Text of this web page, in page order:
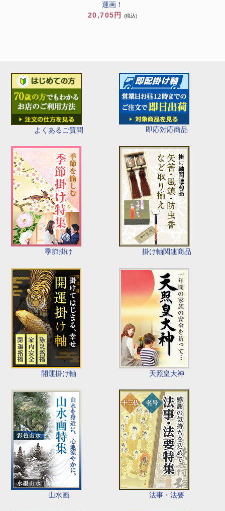
よくあるご質問 即応対応商品
季節掛け 掛け軸関連商品
開運掛け軸 天照皇大神
山水画 法事・法要
運画！
20,705円
(税込)